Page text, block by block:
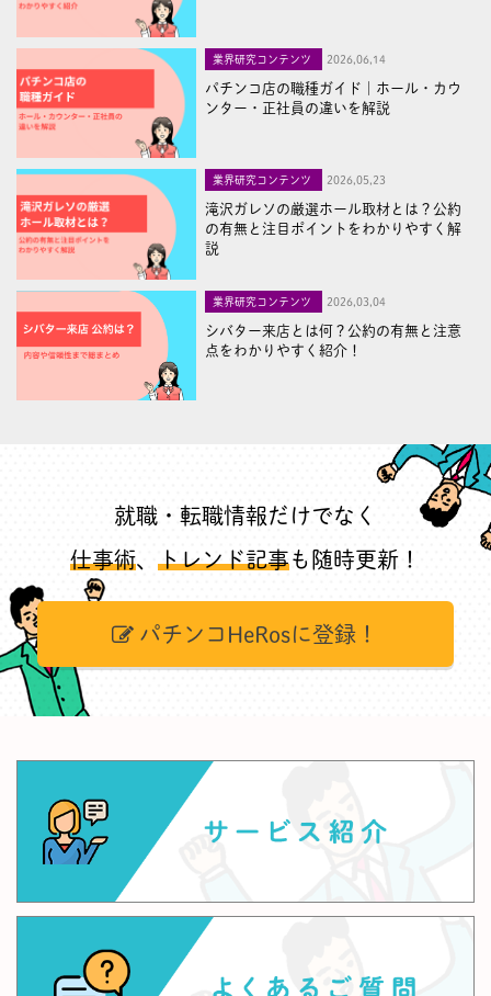
業界研究コンテンツ 2026,06,14
パチンコ店の職種ガイド｜ホール・カウ
ンター・正社員の違いを解説
業界研究コンテンツ 2026,05,23
滝沢ガレソの厳選ホール取材とは？公約
の有無と注目ポイントをわかりやすく解
説
業界研究コンテンツ 2026,03,04
シバター来店とは何？公約の有無と注意
点をわかりやすく紹介！
就職・転職情報だけでなく
仕事術、 トレンド記事も随時更新！
パチンコHeRosに登録！